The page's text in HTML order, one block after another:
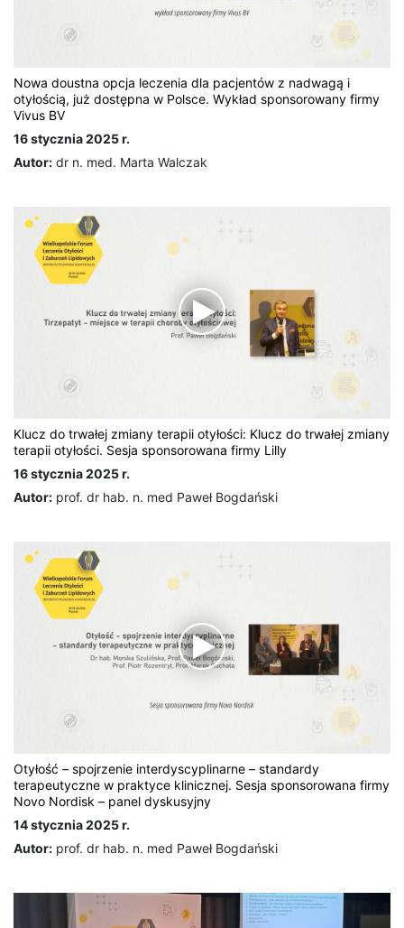
Nowa doustna opcja leczenia dla pacjentów z nadwagą i
otyłością, już dostępna w Polsce. Wykład sponsorowany firmy
Vivus BV
16 stycznia 2025 r.
Autor: dr n. med. Marta Walczak
Klucz do trwałej zmiany terapii otyłości: Klucz do trwałej zmiany
terapii otyłości. Sesja sponsorowana firmy Lilly
16 stycznia 2025 r.
Autor: prof. dr hab. n. med Paweł Bogdański
Otyłość – spojrzenie interdyscyplinarne – standardy
terapeutyczne w praktyce klinicznej. Sesja sponsorowana firmy
Novo Nordisk – panel dyskusyjny
14 stycznia 2025 r.
Autor: prof. dr hab. n. med Paweł Bogdański